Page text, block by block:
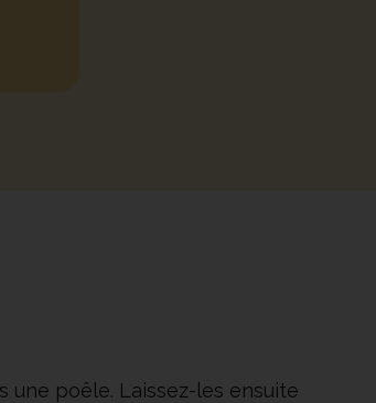
une poêle. Laissez-les ensuite